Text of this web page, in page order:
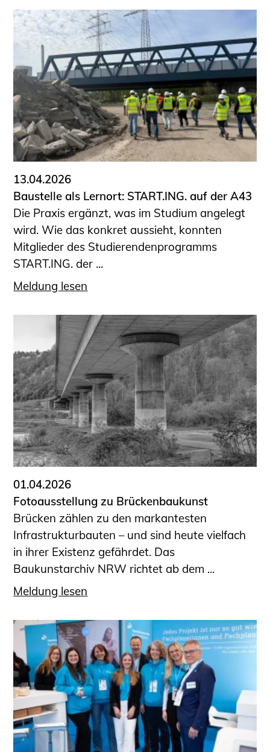
13.04.2026
Baustelle als Lernort: START.ING. auf der A43
Die Praxis ergänzt, was im Studium angelegt
wird. Wie das konkret aussieht, konnten
Mitglieder des Studierendenprogramms
START.ING. der ...
Meldung lesen
01.04.2026
Fotoausstellung zu Brückenbaukunst
Brücken zählen zu den markantesten
Infrastrukturbauten – und sind heute vielfach
in ihrer Existenz gefährdet. Das
Baukunstarchiv NRW richtet ab dem ...
Meldung lesen